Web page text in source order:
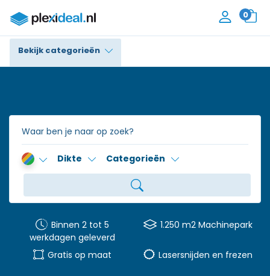
0
Bekijk categorieën
Trespa® / HPL
Alupanel / Dibond®
Accessoires
Dikte Categorieën
Binnen 2 tot 5
werkdagen geleverd
1.250 m2 Machinepark
Gratis op maat Lasersnijden en frezen